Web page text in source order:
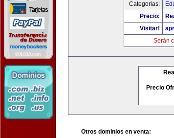
Categorias:
Precio:
Visitar!
Serán
Precio
Otros dominios en venta: